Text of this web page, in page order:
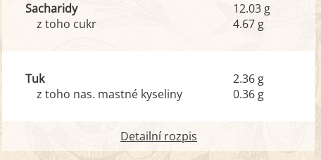
Sacharidy
z toho cukr
12.03 g
4.67 g
Tuk
z toho nas. mastné kyseliny
2.36 g
0.36 g
Detailní rozpis